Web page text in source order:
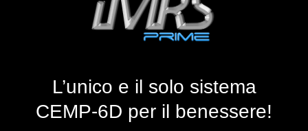
L’unico e il solo sistema
CEMP-6D per il benessere!